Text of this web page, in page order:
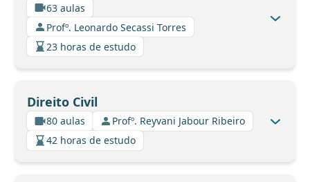
63 aulas
Profº. Leonardo Secassi Torres
23 horas de estudo
Direito Civil
80 aulas
Profº. Reyvani Jabour Ribeiro
42 horas de estudo